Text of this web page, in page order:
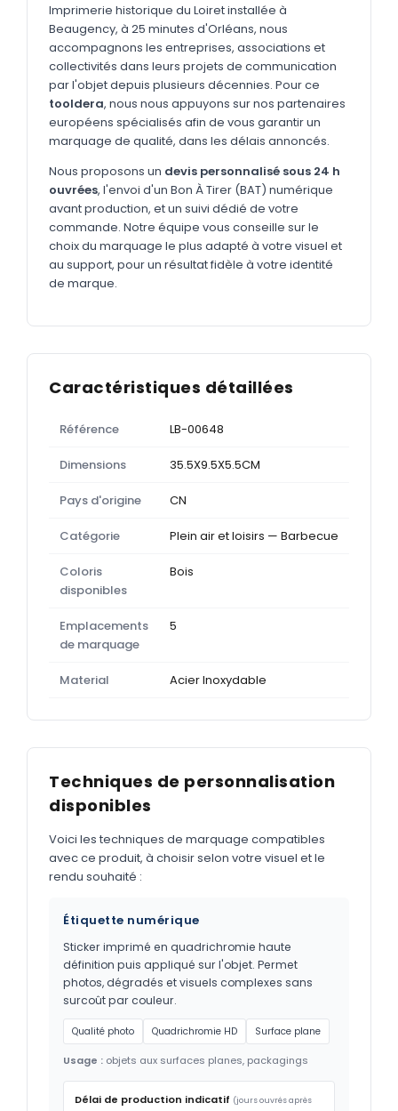
Sweatshirts Nouveau
GOODIES
Catalogue complet Nouveau
Bureau & écriture
Sacs & voyages
Verres & déjeuner
Technologie
Vêtements
Outils & porte-clés
Imprimerie historique du Loiret installée à
Beaugency, à 25 minutes d'Orléans, nous
accompagnons les entreprises, associations et
collectivités dans leurs projets de communication
par l'objet depuis plusieurs décennies. Pour ce
tooldera, nous nous appuyons sur nos partenaires
européens spécialisés afin de vous garantir un
marquage de qualité, dans les délais annoncés.
Nous proposons un devis personnalisé sous 24 h
ouvrées, l'envoi d'un Bon À Tirer (BAT) numérique
avant production, et un suivi dédié de votre
commande. Notre équipe vous conseille sur le
choix du marquage le plus adapté à votre visuel et
au support, pour un résultat fidèle à votre identité
de marque.
Caractéristiques détaillées
Référence LB-00648
Dimensions 35.5X9.5X5.5CM
Pays d'origine CN
Catégorie Plein air et loisirs — Barbecue
Coloris
disponibles
Bois
Emplacements
de marquage
5
Material Acier Inoxydable
Techniques de personnalisation
disponibles
Voici les techniques de marquage compatibles
avec ce produit, à choisir selon votre visuel et le
rendu souhaité :
Étiquette numérique
Sticker imprimé en quadrichromie haute
définition puis appliqué sur l'objet. Permet
photos, dégradés et visuels complexes sans
surcoût par couleur.
Qualité photo Quadrichromie HD Surface plane
Usage : objets aux surfaces planes, packagings
Délai de production indicatif (jours ouvrés après